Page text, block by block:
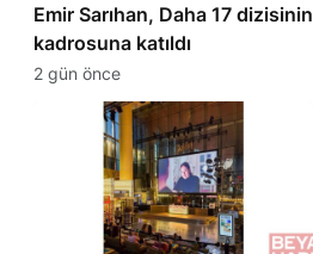
Emir Sarıhan, Daha 17 dizisinin
kadrosuna katıldı
2 gün önce